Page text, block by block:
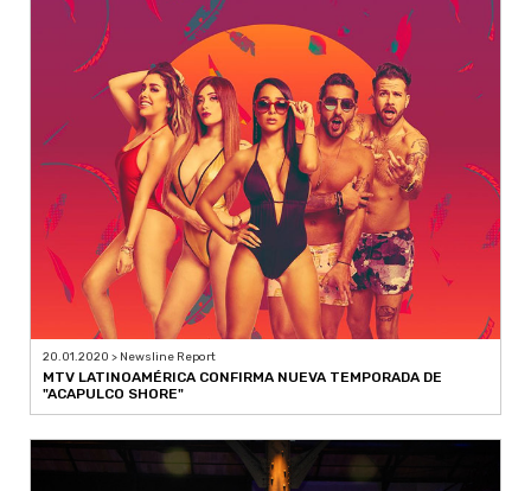
20.01.2020 > Newsline Report
MTV LATINOAMÉRICA CONFIRMA NUEVA TEMPORADA DE
"ACAPULCO SHORE"